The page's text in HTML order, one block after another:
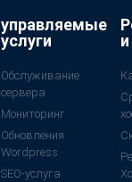
управляемые
услуги
Обслуживание
сервера
Мониторинг
Обновления
Wordpress
SEO-услуга